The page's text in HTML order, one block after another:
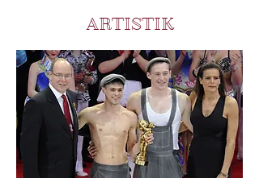
ARTISTIK